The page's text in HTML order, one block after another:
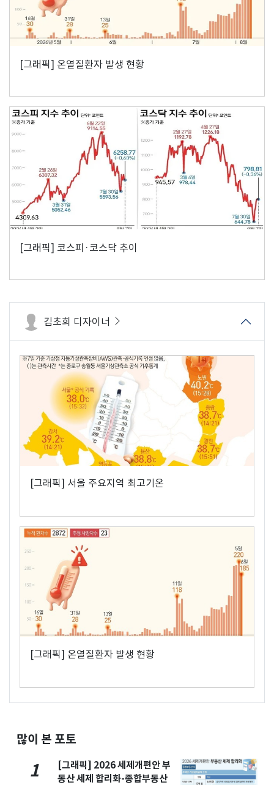
[그래픽] 온열질환자 발생 현황
[그래픽] 코스피·코스닥 추이
김초희 디자이너
[그래픽] 서울 주요지역 최고기온
[그래픽] 온열질환자 발생 현황
많이 본 포토
1
[그래픽] 2026 세제개편안 부
동산 세제 합리화-종합부동산